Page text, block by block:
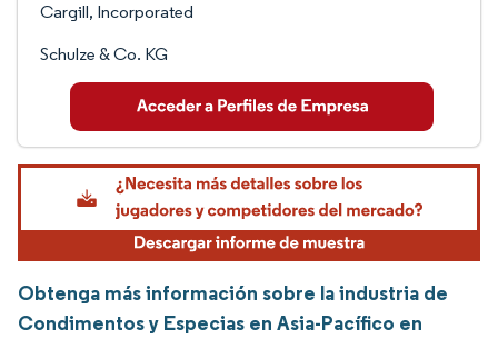
Cargill, Incorporated
Schulze & Co. KG
Obtenga más información sobre la industria de
Condimentos y Especias en Asia-Pacífico en